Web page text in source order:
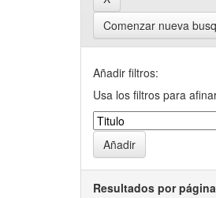
Comenzar nueva
Añadir filtros:
Usa los filtros para
Resultados por página